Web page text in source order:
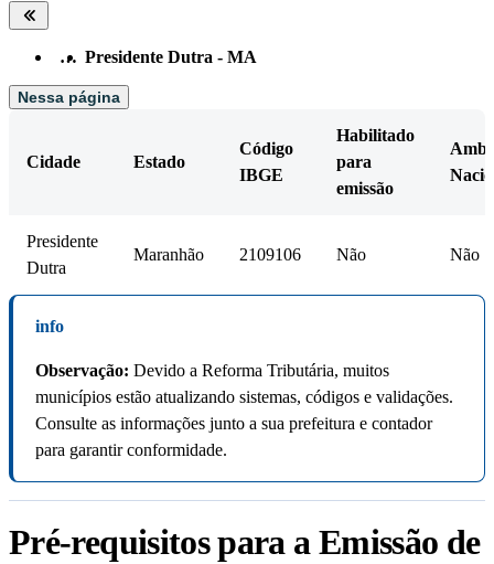
… Presidente Dutra - MA
Nessa página
Cidade Estado
Código
IBGE
Habilitado
para
emissão
Amb.
Presidente
Dutra
Maranhão 2109106 Não Não
info
Observação: Devido a Reforma Tributária, muitos
municípios estão atualizando sistemas, códigos e validações.
Consulte as informações junto a sua prefeitura e contador
para garantir conformidade.
Pré-requisitos para a Emissão de